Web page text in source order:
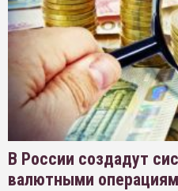
В России создадут
валютными